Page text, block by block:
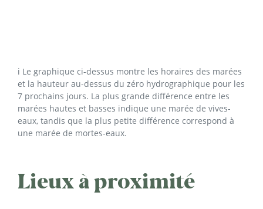
ℹ️ Le graphique ci-dessus montre les horaires des marées
et la hauteur au-dessus du zéro hydrographique pour les
7 prochains jours. La plus grande différence entre les
marées hautes et basses indique une marée de vives-
eaux, tandis que la plus petite différence correspond à
une marée de mortes-eaux.
Lieux à proximité